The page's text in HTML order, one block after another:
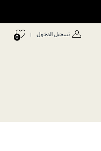
تسجيل الدخول |
0